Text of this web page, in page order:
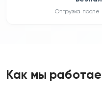
Отгрузка после
Как мы